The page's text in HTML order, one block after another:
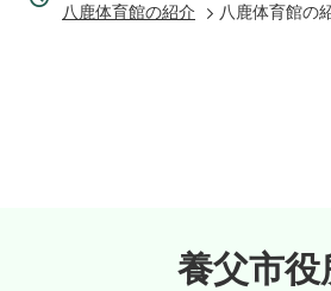
八鹿体育館の紹介 八鹿体育館の
養父市役